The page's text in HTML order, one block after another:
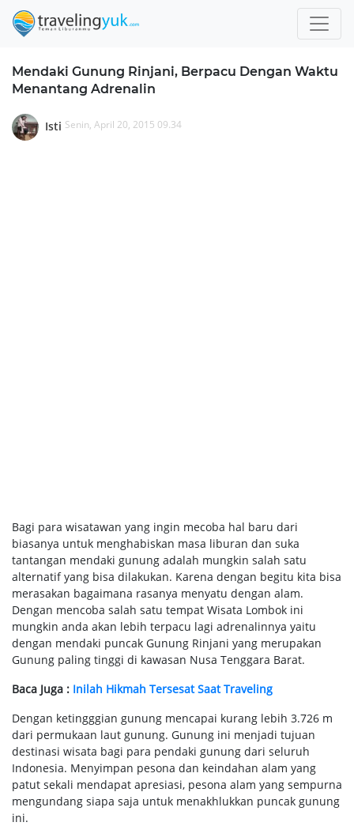
Mendaki Gunung Rinjani, Berpacu Dengan Waktu
Menantang Adrenalin
Isti Senin, April 20, 2015 09.34
Bagi para wisatawan yang ingin mecoba hal baru dari
biasanya untuk menghabiskan masa liburan dan suka
tantangan mendaki gunung adalah mungkin salah satu
alternatif yang bisa dilakukan. Karena dengan begitu kita bisa
merasakan bagaimana rasanya menyatu dengan alam.
Dengan mencoba salah satu tempat Wisata Lombok ini
mungkin anda akan lebih terpacu lagi adrenalinnya yaitu
dengan mendaki puncak Gunung Rinjani yang merupakan
Gunung paling tinggi di kawasan Nusa Tenggara Barat.
Baca Juga : Inilah Hikmah Tersesat Saat Traveling
Dengan ketingggian gunung mencapai kurang lebih 3.726 m
dari permukaan laut gunung. Gunung ini menjadi tujuan
destinasi wisata bagi para pendaki gunung dari seluruh
Indonesia. Menyimpan pesona dan keindahan alam yang
patut sekali mendapat apresiasi, pesona alam yang sempurna
mengundang siapa saja untuk menakhlukkan puncak gunung
ini.